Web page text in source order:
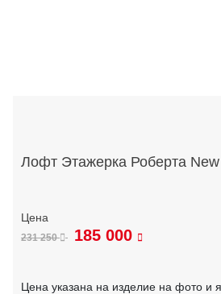
Лофт Этажерка Роберта New
231 250 185 000
Цена указана на изделие на фото и